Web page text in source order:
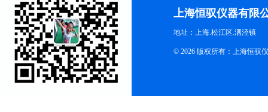
上海恒驭仪器有限
地址：上海.松江区.泗泾镇
© 2026 版权所有：上海恒驭